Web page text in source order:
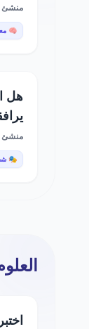
منشئ
🧠
هل
منشئ
🎭